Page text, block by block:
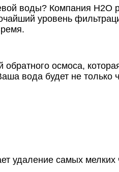
воды? Компания Н2О
уровень
осмоса,
вода будет не
удаление самых